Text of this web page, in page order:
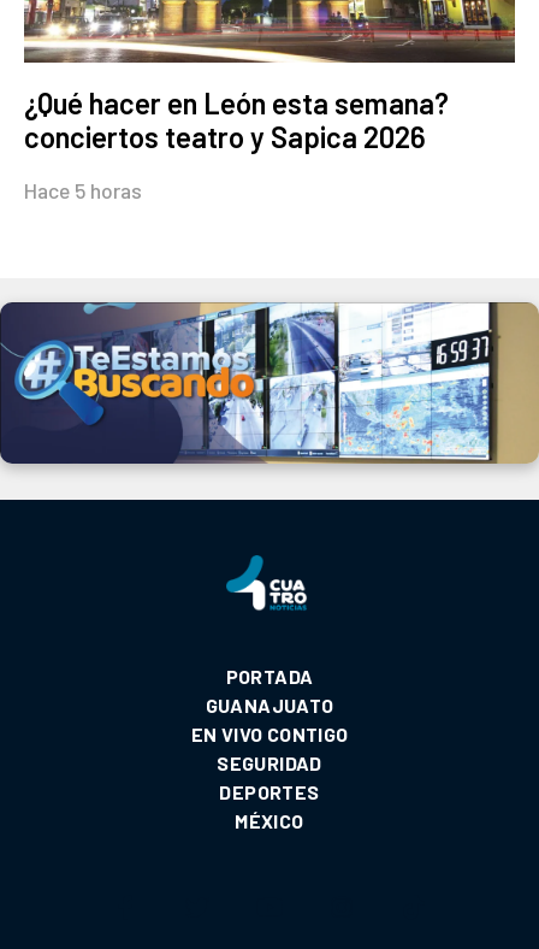
¿Qué hacer en León esta semana?
conciertos teatro y Sapica 2026
Hace 5 horas
PORTADA
GUANAJUATO
EN VIVO CONTIGO
SEGURIDAD
DEPORTES
MÉXICO